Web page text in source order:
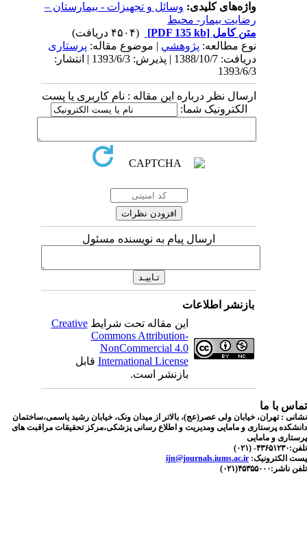
واژه‌های کلیدی:وسائل و تجهیزات - بیمارستان –
رضایت بیمار- محیط
متن کامل[PDF 135 kb]
نوع مطالعه:پژوهشي| موضوع مقاله:پرستاری
دریافت: 1388/10/7 | پذیرش: 1393/6/3 | انتشار:
1393/6/3
ارسال نظر درباره این مقاله : نام کاربری یا پست
الکترونیک شما:
ارسال پیام به نویسنده مسئول
بازنشر اطلاعات
این مقاله تحت شرایطCreative
Commons Attribution-
NonCommercial 4.0
International Licenseقابل
بازنشر است.
با ما
: تهران، خیابان ولی عصر(عج)، بالاتر از میدان ونک، خیابان رشید یاسمی،ساختمان
پرستاری و مامایی ومدیریت و اطلاع رسانی پزشکی،مرکز تحقیقات مراقبت های
و مامایی
(۰۲۱)
الکترونیک:ijn@journals.iums.ac.ir